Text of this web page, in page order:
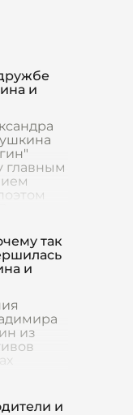
и
главным
ход
так
и
из
союз
и